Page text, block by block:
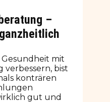
–
mit
verbessern, bist
konträren
gut und